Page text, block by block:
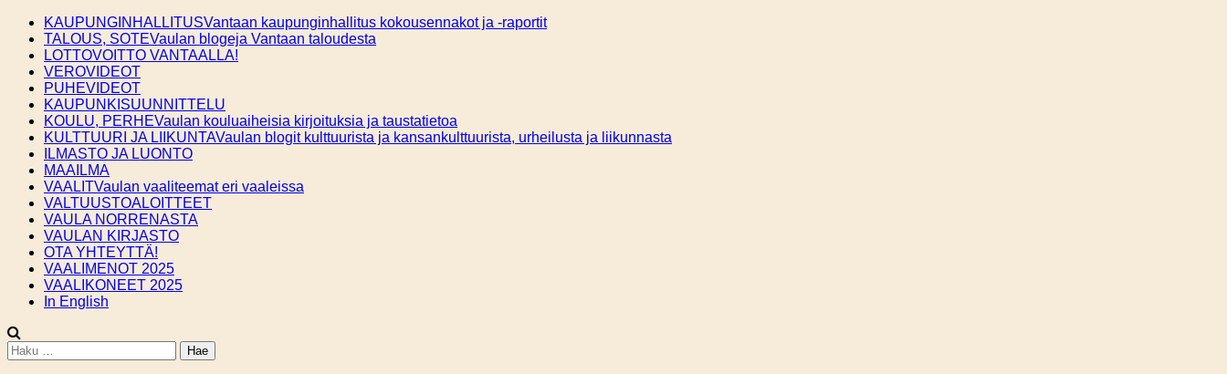
Skip
content
KAUPUNGINHALLITUSVantaan kaupunginhallitus kokousennakot ja -raportit
TALOUS, SOTEVaulan blogeja Vantaan taloudesta
LOTTOVOITTO VANTAALLA!
VEROVIDEOT
PUHEVIDEOT
KAUPUNKISUUNNITTELU
KOULU, PERHEVaulan kouluaiheisia kirjoituksia ja taustatietoa
KULTTUURI JA LIIKUNTAVaulan blogit kulttuurista ja kansankulttuurista, urheilusta ja liikunnasta
ILMASTO JA LUONTO
MAAILMA
VAALITVaulan vaaliteemat eri vaaleissa
VALTUUSTOALOITTEET
VAULA NORRENASTA
VAULAN KIRJASTO
OTA YHTEYTTÄ!
VAALIMENOT 2025
VAALIKONEET 2025
In English
Haku: